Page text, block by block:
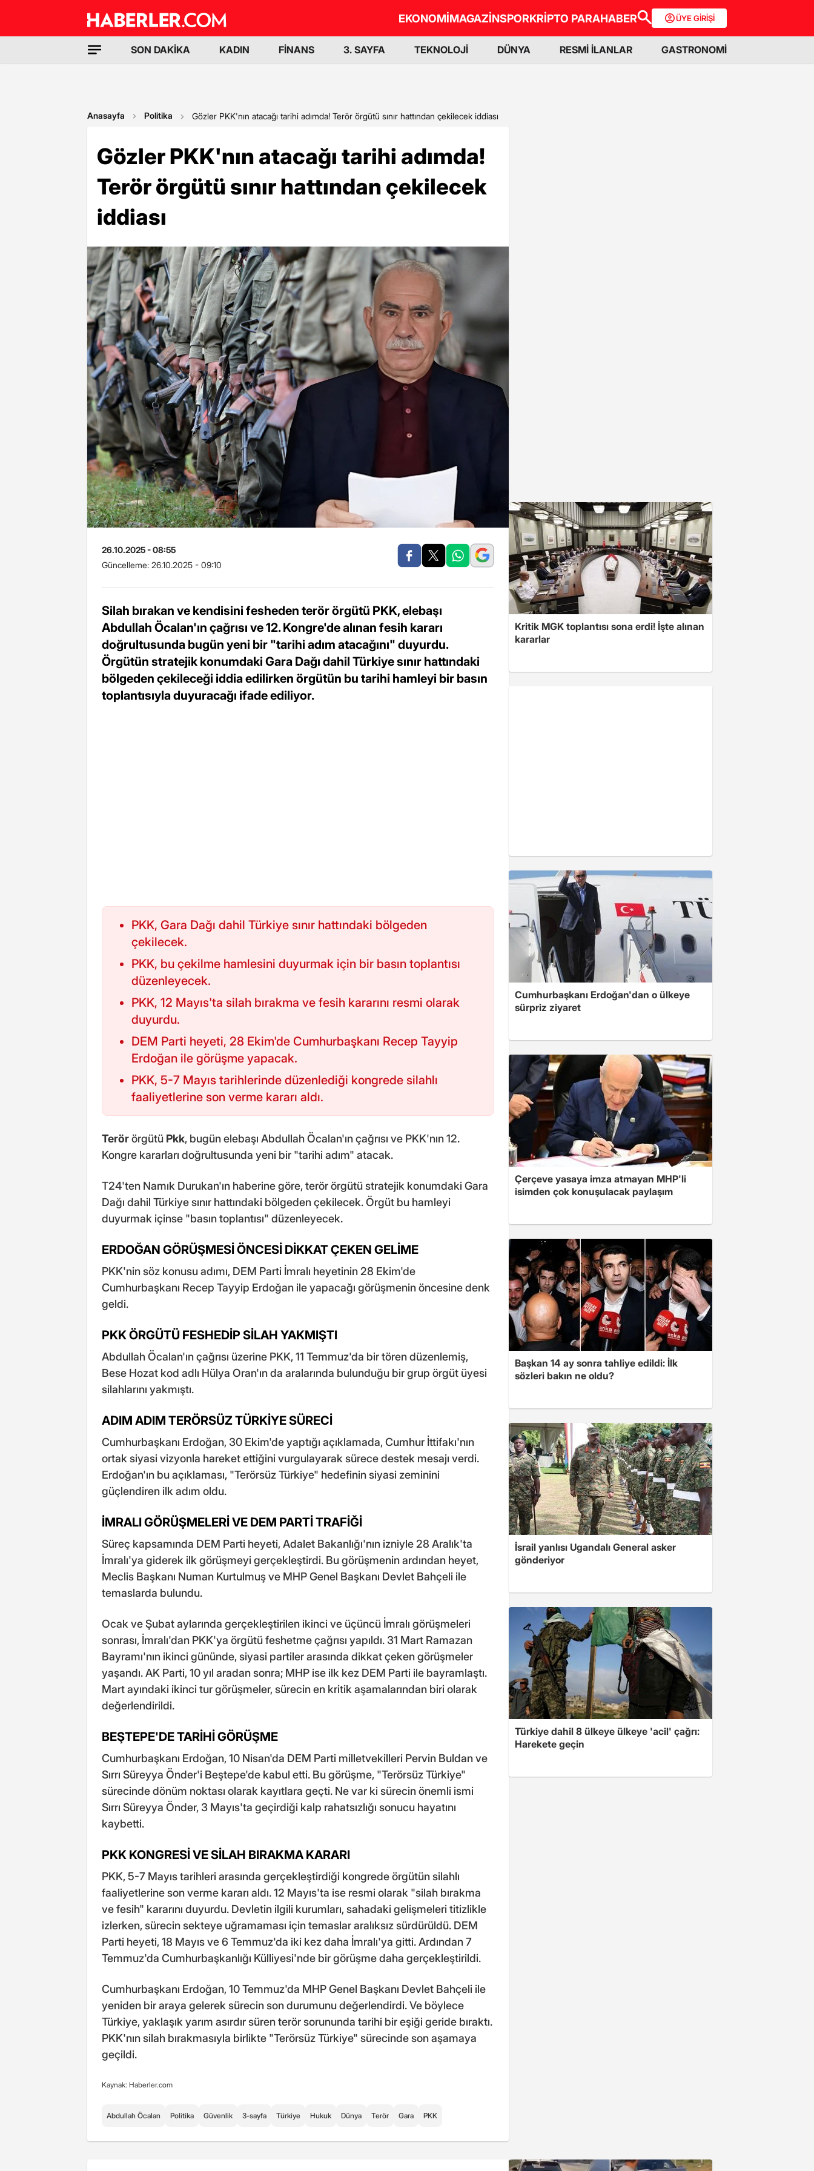
EKONOMİMAGAZİNSPORKRİPTO PARAHABER ÜYE GİRİŞİ
SON DAKİKA KADIN FİNANS 3. SAYFA TEKNOLOJİ DÜNYA RESMİ İLANLAR GASTRONOMİ
Anasayfa Politika Gözler PKK'nın atacağı tarihi adımda! Terör örgütü sınır hattından çekilecek iddiası
Gözler PKK'nın atacağı tarihi adımda!
Terör örgütü sınır hattından çekilecek
iddiası
26.10.2025 - 08:55
Güncelleme: 26.10.2025 - 09:10
Silah bırakan ve kendisini fesheden terör örgütü PKK, elebaşı
Abdullah Öcalan'ın çağrısı ve 12. Kongre'de alınan fesih kararı
doğrultusunda bugün yeni bir "tarihi adım atacağını" duyurdu.
Örgütün stratejik konumdaki Gara Dağı dahil Türkiye sınır hattındaki
bölgeden çekileceği iddia edilirken örgütün bu tarihi hamleyi bir basın
toplantısıyla duyuracağı ifade ediliyor.
PKK, Gara Dağı dahil Türkiye sınır hattındaki bölgeden
çekilecek.
PKK, bu çekilme hamlesini duyurmak için bir basın toplantısı
düzenleyecek.
PKK, 12 Mayıs'ta silah bırakma ve fesih kararını resmi olarak
duyurdu.
DEM Parti heyeti, 28 Ekim'de Cumhurbaşkanı Recep Tayyip
Erdoğan ile görüşme yapacak.
PKK, 5-7 Mayıs tarihlerinde düzenlediği kongrede silahlı
faaliyetlerine son verme kararı aldı.
Terörörgütü Pkk, bugün elebaşı Abdullah Öcalan'ın çağrısı ve PKK'nın 12.
Kongre kararları doğrultusunda yeni bir "tarihi adım" atacak.
T24'ten Namık Durukan'ın haberine göre, terör örgütü stratejik konumdaki Gara
Dağı dahil Türkiye sınır hattındaki bölgeden çekilecek. Örgüt bu hamleyi
duyurmak içinse "basın toplantısı" düzenleyecek.
ERDOĞAN GÖRÜŞMESİ ÖNCESİ DİKKAT ÇEKEN GELİME
PKK'nin söz konusu adımı, DEM Parti İmralı heyetinin 28 Ekim'de
Cumhurbaşkanı Recep Tayyip Erdoğan ile yapacağı görüşmenin öncesine denk
geldi.
PKK ÖRGÜTÜ FESHEDİP SİLAH YAKMIŞTI
Abdullah Öcalan'ın çağrısı üzerine PKK, 11 Temmuz'da bir tören düzenlemiş,
Bese Hozat kod adlı Hülya Oran'ın da aralarında bulunduğu bir grup örgüt üyesi
silahlarını yakmıştı.
ADIM ADIM TERÖRSÜZ TÜRKİYE SÜRECİ
Cumhurbaşkanı Erdoğan, 30 Ekim'de yaptığı açıklamada, Cumhur İttifakı'nın
ortak siyasi vizyonla hareket ettiğini vurgulayarak sürece destek mesajı verdi.
Erdoğan'ın bu açıklaması, "Terörsüz Türkiye" hedefinin siyasi zeminini
güçlendiren ilk adım oldu.
İMRALI GÖRÜŞMELERİ VE DEM PARTİ TRAFİĞİ
Süreç kapsamında DEM Parti heyeti, Adalet Bakanlığı'nın izniyle 28 Aralık'ta
İmralı'ya giderek ilk görüşmeyi gerçekleştirdi. Bu görüşmenin ardından heyet,
Meclis Başkanı Numan Kurtulmuş ve MHP Genel Başkanı Devlet Bahçeli ile
temaslarda bulundu.
Ocak ve Şubat aylarında gerçekleştirilen ikinci ve üçüncü İmralı görüşmeleri
sonrası, İmralı'dan PKK'ya örgütü feshetme çağrısı yapıldı. 31 Mart Ramazan
Bayramı'nın ikinci gününde, siyasi partiler arasında dikkat çeken görüşmeler
yaşandı. AK Parti, 10 yıl aradan sonra; MHP ise ilk kez DEM Parti ile bayramlaştı.
Mart ayındaki ikinci tur görüşmeler, sürecin en kritik aşamalarından biri olarak
değerlendirildi.
BEŞTEPE'DE TARİHİ GÖRÜŞME
Cumhurbaşkanı Erdoğan, 10 Nisan'da DEM Parti milletvekilleri Pervin Buldan ve
Sırrı Süreyya Önder'i Beştepe'de kabul etti. Bu görüşme, "Terörsüz Türkiye"
sürecinde dönüm noktası olarak kayıtlara geçti. Ne var ki sürecin önemli ismi
Sırrı Süreyya Önder, 3 Mayıs'ta geçirdiği kalp rahatsızlığı sonucu hayatını
kaybetti.
PKK KONGRESİ VE SİLAH BIRAKMA KARARI
PKK, 5-7 Mayıs tarihleri arasında gerçekleştirdiği kongrede örgütün silahlı
faaliyetlerine son verme kararı aldı. 12 Mayıs'ta ise resmi olarak "silah bırakma
ve fesih" kararını duyurdu. Devletin ilgili kurumları, sahadaki gelişmeleri titizlikle
izlerken, sürecin sekteye uğramaması için temaslar aralıksız sürdürüldü. DEM
Parti heyeti, 18 Mayıs ve 6 Temmuz'da iki kez daha İmralı'ya gitti. Ardından 7
Temmuz'da Cumhurbaşkanlığı Külliyesi'nde bir görüşme daha gerçekleştirildi.
Cumhurbaşkanı Erdoğan, 10 Temmuz'da MHP Genel Başkanı Devlet Bahçeli ile
yeniden bir araya gelerek sürecin son durumunu değerlendirdi. Ve böylece
Türkiye, yaklaşık yarım asırdır süren terör sorununda tarihi bir eşiği geride bıraktı.
PKK'nın silah bırakmasıyla birlikte "Terörsüz Türkiye" sürecinde son aşamaya
geçildi.
Kaynak: Haberler.com
Abdullah Öcalan Politika Güvenlik 3-sayfa Türkiye Hukuk Dünya Terör Gara PKK
Kritik MGK toplantısı sona erdi! İşte alınan
kararlar
Cumhurbaşkanı Erdoğan'dan o ülkeye
sürpriz ziyaret
Çerçeve yasaya imza atmayan MHP'li
isimden çok konuşulacak paylaşım
Başkan 14 ay sonra tahliye edildi: İlk
sözleri bakın ne oldu?
İsrail yanlısı Ugandalı General asker
gönderiyor
Türkiye dahil 8 ülkeye ülkeye 'acil' çağrı:
Harekete geçin